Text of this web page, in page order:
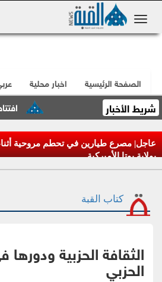
الصفحة الرئيسية اخبار محلية
شريط الأخبار افتتاح
عاجل| مصرع طيارين في تحطم مروحية
بولاية يوتا الأميركية
كتاب القبة
الثقافة الحزبية
الحزبي